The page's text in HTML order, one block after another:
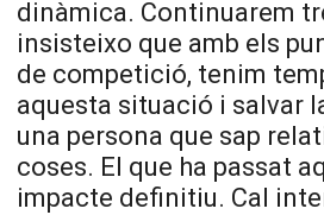
dinàmica. Continuarem
insisteixo que amb els
de competició, tenim
aquesta situació i salvar
una persona que sap
coses. El que ha passat
impacte definitiu. Cal